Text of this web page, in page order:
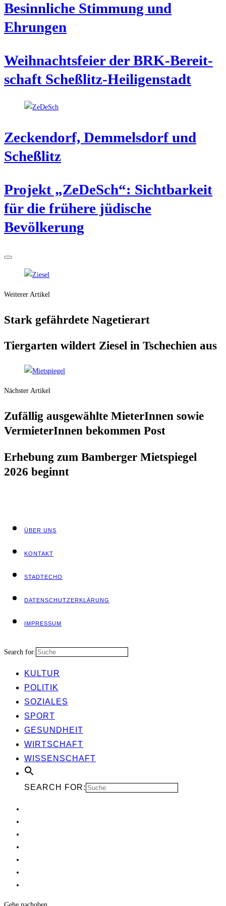
Besinn­li­che Stim­mung und
Ehrungen
Weih­nachts­fei­er der BRK-Bereit­
schaft Scheßlitz-Heiligenstadt
Zecken­dorf, Dem­mels­dorf und
Scheßlitz
Pro­jekt „ZeDeSch“: Sicht­bar­keit
für die frü­he­re jüdi­sche
Bevölkerung
Weiterer Artikel
Stark gefähr­de­te Nagetierart
Tier­gar­ten wil­dert Zie­sel in Tsche­chi­en aus
Nächster Artikel
Zufäl­lig aus­ge­wähl­te Mie­te­rIn­nen sowie
Ver­mie­te­rIn­nen bekom­men Post
Erhe­bung zum Bam­ber­ger Miet­spie­gel
2026 beginnt
ÜBER UNS
KON­TAKT
STADT­ECHO
DATEN­SCHUTZ­ER­KLÄ­RUNG
IMPRES­SUM
Search for:
KUL­TUR
POLI­TIK
SOZIA­LES
SPORT
GESUND­HEIT
WIRT­SCHAFT
WIS­SEN­SCHAFT
SEARCH FOR: